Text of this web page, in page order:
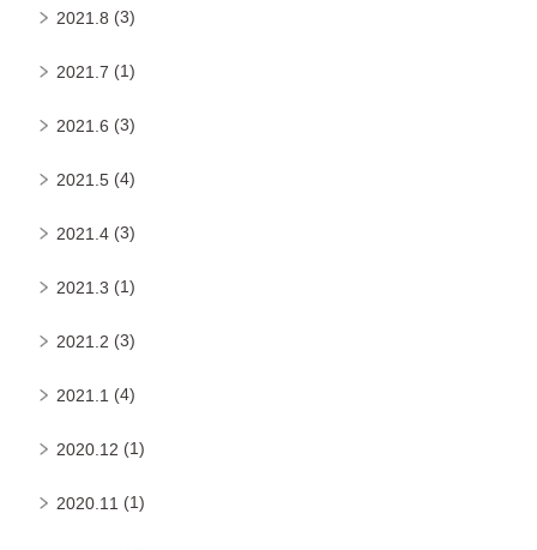
2021.8 (3)
2021.7 (1)
2021.6 (3)
2021.5 (4)
2021.4 (3)
2021.3 (1)
2021.2 (3)
2021.1 (4)
2020.12 (1)
2020.11 (1)